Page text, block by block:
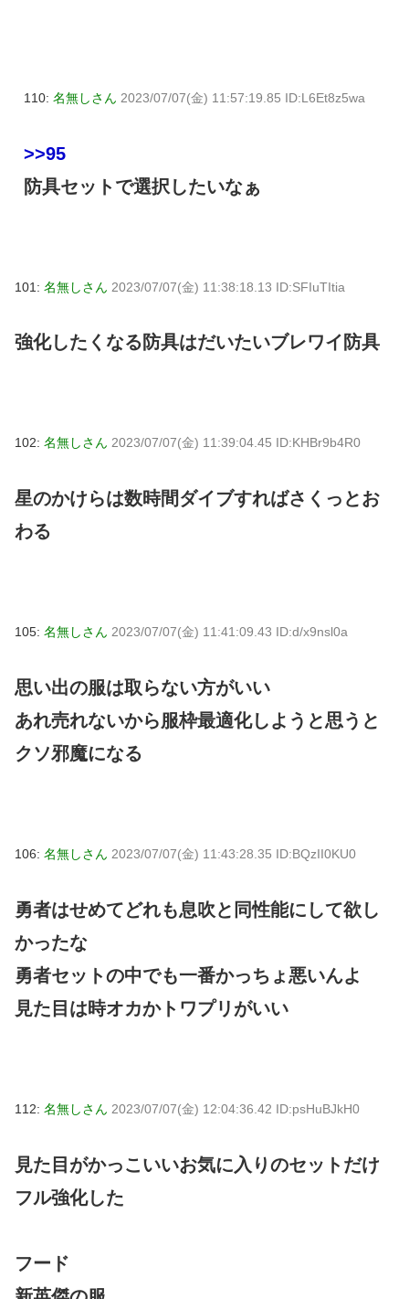
110: 名無しさん 2023/07/07(金) 11:57:19.85 ID:L6Et8z5wa
>>95
防具セットで選択したいなぁ
101: 名無しさん 2023/07/07(金) 11:38:18.13 ID:SFIuTItia
強化したくなる防具はだいたいブレワイ防具
102: 名無しさん 2023/07/07(金) 11:39:04.45 ID:KHBr9b4R0
星のかけらは数時間ダイブすればさくっとお
わる
105: 名無しさん 2023/07/07(金) 11:41:09.43 ID:d/x9nsl0a
思い出の服は取らない方がいい
あれ売れないから服枠最適化しようと思うと
クソ邪魔になる
106: 名無しさん 2023/07/07(金) 11:43:28.35 ID:BQzII0KU0
勇者はせめてどれも息吹と同性能にして欲し
かったな
勇者セットの中でも一番かっちょ悪いんよ
見た目は時オカかトワプリがいい
112: 名無しさん 2023/07/07(金) 12:04:36.42 ID:psHuBJkH0
見た目がかっこいいお気に入りのセットだけ
フル強化した
フード